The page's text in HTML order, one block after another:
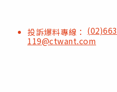
投訴爆料專線：
119@ctwant.com